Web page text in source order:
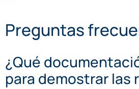
Preguntas
¿Qué
para demostrar las